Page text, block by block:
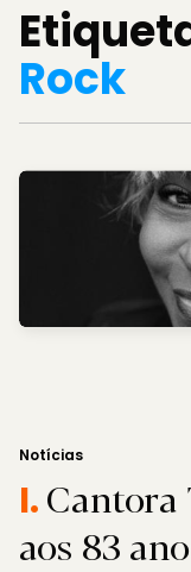
Rock
Notícias
I.Cantora
aos 83